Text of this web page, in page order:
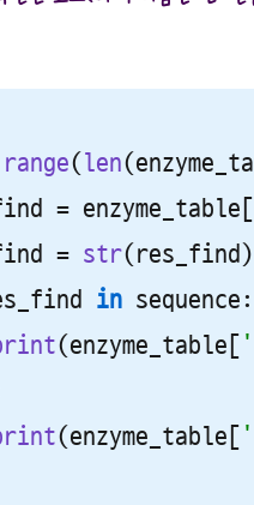
range( len
= enzyme_table[
=
str(res_find)
in sequence:
(enzyme_table[
(enzyme_table[